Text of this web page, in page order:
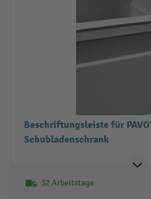
Beschriftungsleiste für
Schubladenschrank
32 Arbeitstage